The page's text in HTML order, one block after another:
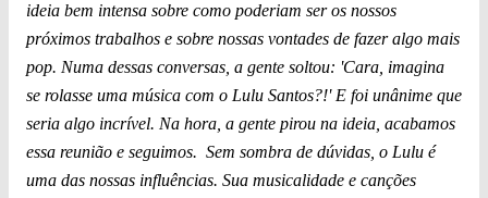
ideia bem intensa sobre como poderiam ser os nossos
próximos trabalhos e sobre nossas vontades de fazer algo mais
pop. Numa dessas conversas, a gente soltou: 'Cara, imagina
se rolasse uma música com o Lulu Santos?!' E foi unânime que
seria algo incrível. Na hora, a gente pirou na ideia, acabamos
essa reunião e seguimos. Sem sombra de dúvidas, o Lulu é
uma das nossas influências. Sua musicalidade e canções